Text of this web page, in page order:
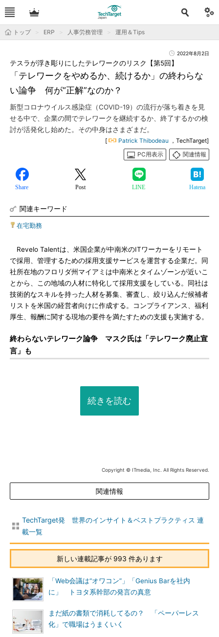
トップ ERP 人事労務管理 運用＆Tips
2022年8月2日
「テレワークをやめるか、続けるか」の終わらな
い論争 何が“正解”なのか？
テスラが浮き彫りにしたテレワークのリスク【第5回】
新型コロナウイルス感染症（COVID-19）の流行が落ち着きを見
せる中で、企業の間でテレワークを継続するか、終了するかの検
討が活発化し始めた。その中身はさまざまだ。
[ Patrick Thibodeau ，TechTarget]
PC用表示
関連情報
Share Post LINE Hatena
関連キーワード
在宅勤務
Revelo Talentは、米国企業が中南米のITワーカーをリモート
で採用、管理するための採用支援サービスを運営する企業だ。同
社所在地のフロリダ州マイアミは中南米とタイムゾーンが近いこ
とから、この地域の人材に特化して採用支援をしている。同社は
技術的なスキルを持った人材を募集、審査し、絞り込んだ候補者
リストを米国の経営者向けに作成する。コンプライアンス、福利
厚生、報酬に関する現地の要件を満たすための支援も実施する。
終わらないテレワーク論争 マスク氏は「テレワーク廃止宣
言」も
続きを読む
Copyright © ITmedia, Inc. All Rights Reserved.
関連情報
TechTarget発 世界のインサイト＆ベストプラクティス 連
載一覧
新しい連載記事が 993 件あります
「Web会議は“オワコン”」「Genius Barを社内
に」 トヨタ系幹部の発言の真意
まだ紙の書類で消耗してるの？ 「ペーパーレス
化」で職場はうまくいく